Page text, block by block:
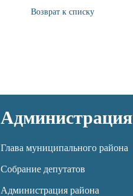
Возврат к списку
Администрация
Глава муниципального района
Собрание депутатов
Администрация района